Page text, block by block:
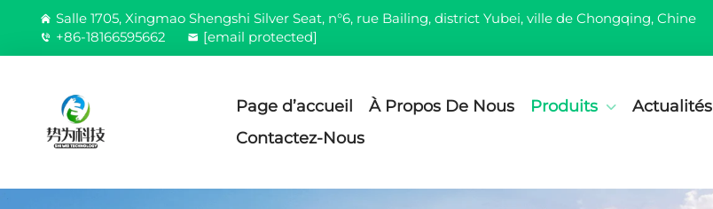
Salle 1705, Xingmao Shengshi Silver Seat, n°6, rue Bailing, district Yubei, ville de Chongqing, Chine
+86-18166595662
[email protected]
Page d’accueil À Propos De Nous Produits Actualités
Contactez-Nous